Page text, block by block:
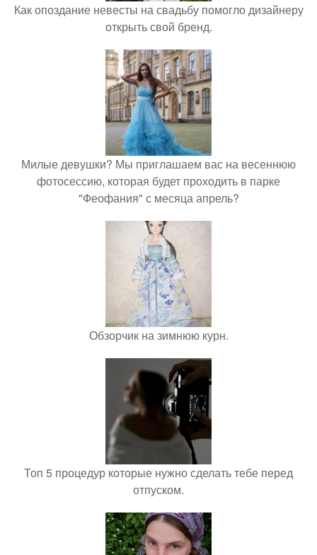
Как опоздание невесты на свадьбу помогло дизайнеру
открыть свой бренд.
Милые девушки? Мы приглашаем вас на весеннюю
фотосессию, которая будет проходить в парке
"Феофания" с месяца апрель?
Обзорчик на зимнюю курн.
Топ 5 процедур которые нужно сделать тебе перед
отпуском.